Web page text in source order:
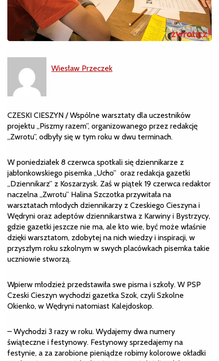
Wiesław Przeczek
CZESKI CIESZYN / Wspólne warsztaty dla uczestników
projektu „Piszmy razem”, organizowanego przez redakcję
„Zwrotu”, odbyły się w tym roku w dwu terminach.
W poniedziałek 8 czerwca spotkali się dziennikarze z
jabłonkowskiego pisemka „Ucho” oraz redakcja gazetki
„Dziennikarz” z Koszarzysk. Zaś w piątek 19 czerwca redaktor
naczelna „Zwrotu” Halina Szczotka przywitała na
warsztatach młodych dziennikarzy z Czeskiego Cieszyna i
Wędryni oraz adeptów dziennikarstwa z Karwiny i Bystrzycy,
gdzie gazetki jeszcze nie ma, ale kto wie, być może właśnie
dzięki warsztatom, zdobytej na nich wiedzy i inspiracji, w
przyszłym roku szkolnym w swych placówkach pisemka takie
uczniowie stworzą.
Wpierw młodzież przedstawiła swe pisma i szkoły. W PSP
Czeski Cieszyn wychodzi gazetka Szok, czyli Szkolne
Okienko, w Wędryni natomiast Kalejdoskop.
– Wychodzi 3 razy w roku. Wydajemy dwa numery
świąteczne i festynowy. Festynowy sprzedajemy na
festynie, a za zarobione pieniądze robimy kolorowe okładki